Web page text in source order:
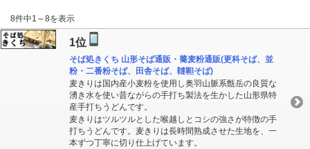
8件中1～8を表示
1位
そば処きくち 山形そば通販・蕎麦粉通販(更科そば、並
粉・二番粉そば、田舎そば、韃靼そば)
麦きりは国内産小麦粉を使用し奥羽山脈系甑岳の良質な
湧き水を使い昔ながらの手打ち製法を生かした山形県特
産手打ちうどんです。
麦きりはツルツルとした喉越しとコシの強さが特徴の手
打ちうどんです。麦きりは長時間熟成させた生地を、一
本ずつ丁寧に切り仕上げています。